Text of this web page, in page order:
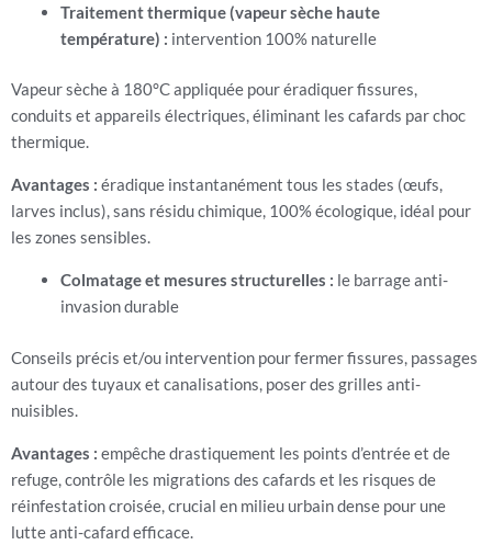
Traitement thermique (vapeur sèche haute
température) : intervention 100% naturelle
Vapeur sèche à 180°C appliquée pour éradiquer fissures,
conduits et appareils électriques, éliminant les cafards par choc
thermique.
Avantages : éradique instantanément tous les stades (œufs,
larves inclus), sans résidu chimique, 100% écologique, idéal pour
les zones sensibles.
Colmatage et mesures structurelles : le barrage anti-
invasion durable
Conseils précis et/ou intervention pour fermer fissures, passages
autour des tuyaux et canalisations, poser des grilles anti-
nuisibles.
Avantages : empêche drastiquement les points d’entrée et de
refuge, contrôle les migrations des cafards et les risques de
réinfestation croisée, crucial en milieu urbain dense pour une
lutte anti-cafard efficace.